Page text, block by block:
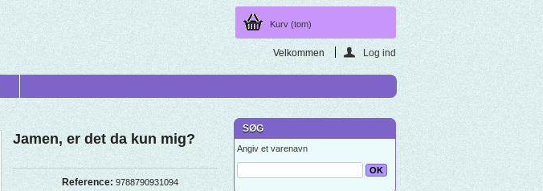
Kurv (tom)
Velkommen Log ind
Jamen, er det da kun mig?
Reference: 9788790931094
SØG
Angiv et varenavn